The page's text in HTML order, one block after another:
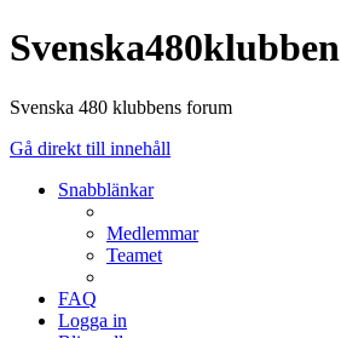
Svenska480klubben
Svenska 480 klubbens forum
Gå direkt till innehåll
Snabblänkar
Medlemmar
Teamet
FAQ
Logga in